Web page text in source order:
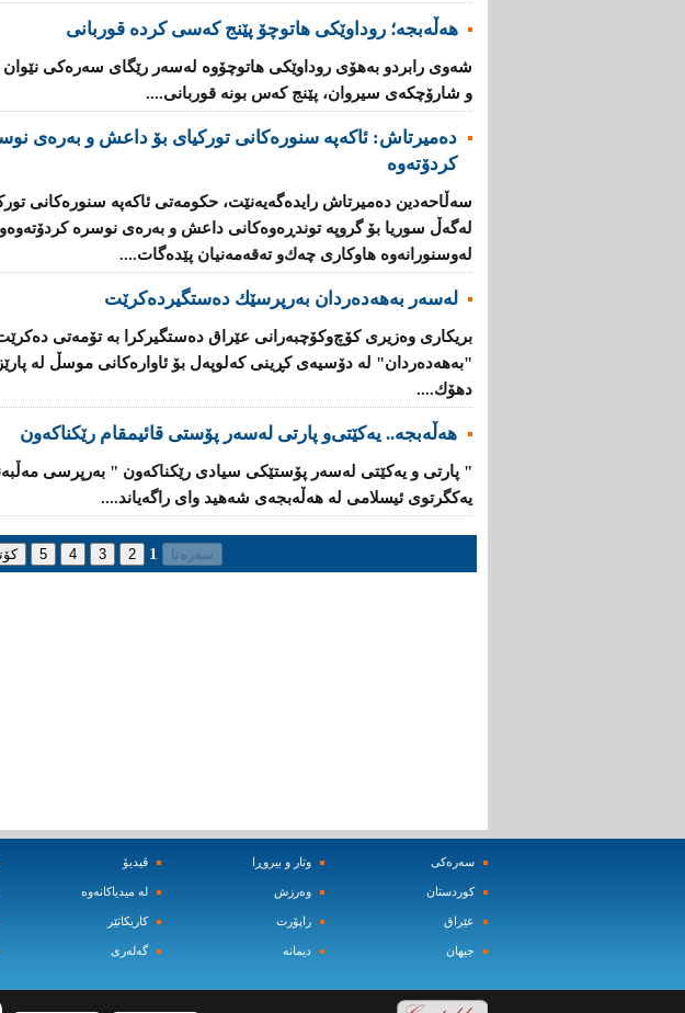
هەڵەبجە؛ روداوێکی هاتوچۆ پێنج کەسی کردە قوربانی
شەوی رابردو بەهۆی روداوێکی هاتوچۆوە لەسەر رێگای سەرەکی نێوان
و شارۆچکەی سیروان، پێنج کەس بونە قوربانی....
دەمیرتاش: ئاكەپە سنورەكانی توركیای بۆ داعش و بەرەی
كردۆتەوە
سەڵاحەدین دەمیرتاش رایدەگەیەنێت، حكومەتی ئاكەپە سنورەكانی
لەگەڵ سوریا بۆ گروپە توندڕەوەكانی داعش و بەرەی نوسرە كردۆتەوەو
لە‌وسنورانەوە هاوكاری چەك‌و تەقەمەنیان پێدەگات....
لەسەر بەهەدەردان بەرپرسێك دەستگیردەكرێت
بریكاری‌ وەزیری‌ كۆچ‌وكۆچبەرانی‌ عێراق دەستگیركرا بە تۆمەتی
"بەهەدەردان" لە دۆسیەی‌ كڕینی‌ كەلوپەل بۆ ئاوارەكانی‌ موسڵ لە
دهۆك....
هەڵەبجە.. یەكێتی‌‌و پارتی‌ لەسەر پۆستی‌ قائیمقام رێكناكەون
یەكگرتوی‌ ئیسلامی لە هەڵەبجەی شەهید وای راگەیاند....
1
سه‌ره‌کی
کوردستان
عێراق
جیهان
وتار و بیروڕا
وه‌رزش‌
راپۆرت
دیمانه‌
ڤیدیۆ
له‌ میدیاکانه‌وه‌
کاریکاتێر
گه‌له‌ری